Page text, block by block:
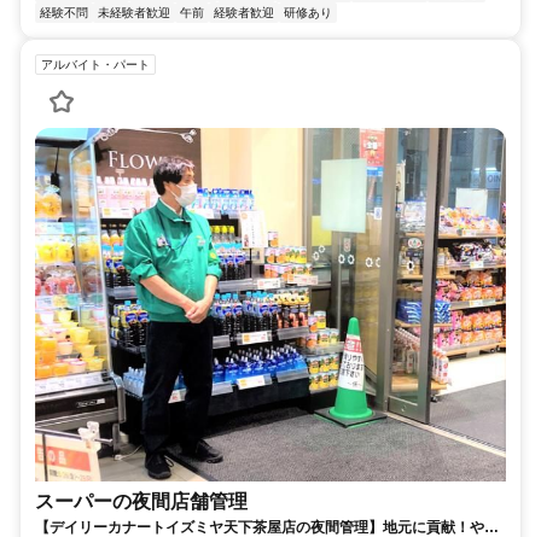
経験不問
未経験者歓迎 午前 経験者歓迎 研修あり
アルバイト・パート
スーパーの夜間店舗管理
【デイリーカナートイズミヤ天下茶屋店の夜間管理】地元に貢献！やり